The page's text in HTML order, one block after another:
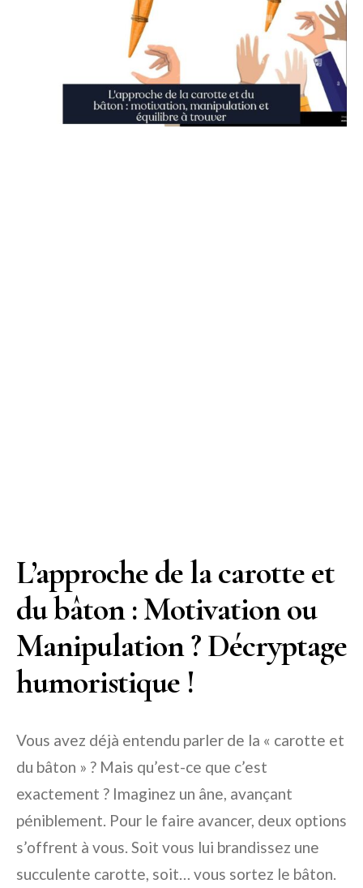
L’approche de la carotte et
du bâton : Motivation ou
Manipulation ? Décryptage
humoristique !
Vous avez déjà entendu parler de la « carotte et
du bâton » ? Mais qu’est-ce que c’est
exactement ? Imaginez un âne, avançant
péniblement. Pour le faire avancer, deux options
s’offrent à vous. Soit vous lui brandissez une
succulente carotte, soit… vous sortez le bâton.